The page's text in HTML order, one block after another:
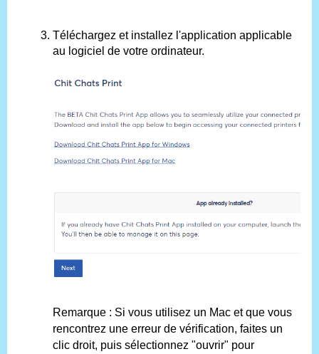
Téléchargez et installez l'application applicable
au logiciel de votre ordinateur.
Remarque : Si vous utilisez un Mac et que vous
rencontrez une erreur de vérification, faites un
clic droit, puis sélectionnez "ouvrir" pour